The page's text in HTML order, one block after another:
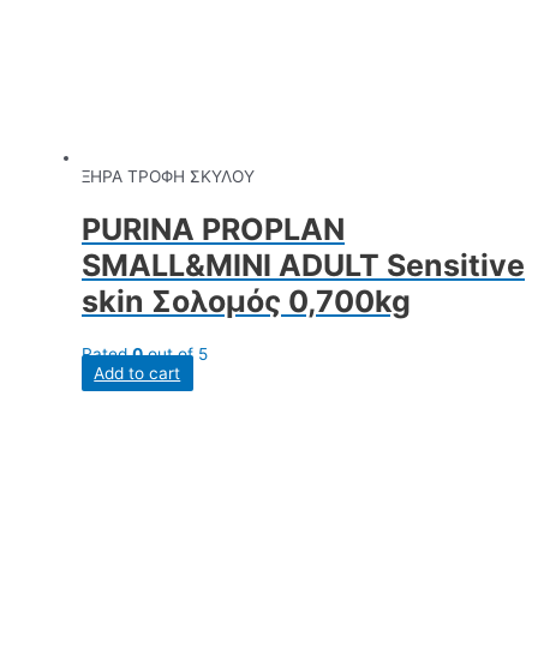
ΞΗΡΑ ΤΡΟΦΗ ΣΚΥΛΟΥ
PURINA PROPLAN
SMALL&MINI ADULT Sensitive
skin Σολομός 0,700kg
Rated0out of 5
Add to cart